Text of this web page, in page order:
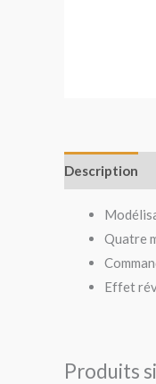
Description
Quatre
Effet
Produits